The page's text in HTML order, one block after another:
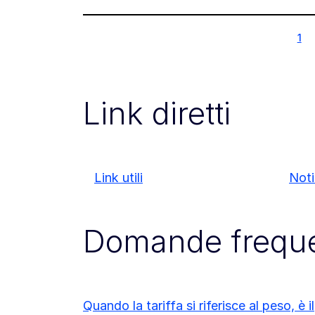
1
1
Link diretti
Link utili
Domande
Quando la tariffa si riferisce al peso, è il